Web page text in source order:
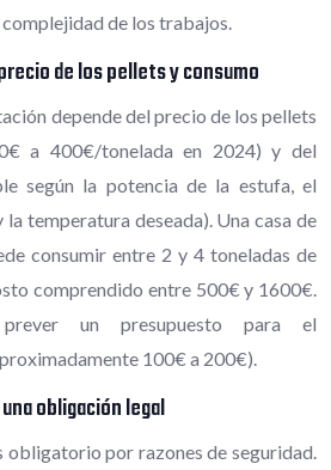
de los trabajos.
de los pellets y consumo
depende del precio de los pellets
a 400€/tonelada en 2024) y del
según la potencia de la estufa, el
temperatura deseada). Una casa de
consumir entre 2 y 4 toneladas de
comprendido entre 500€ y 1600€.
un presupuesto para el
100€ a 200€).
obligación legal
obligatorio por razones de seguridad.